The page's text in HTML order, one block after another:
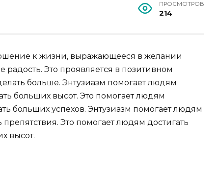
ПРОСМОТРОВ
214
к жизни, выражающееся в желании
радость. Это проявляется в позитивном
больше. Энтузиазм помогает людям
больших высот. Это помогает людям
больших успехов. Энтузиазм помогает людям
Это помогает людям достигать
высот.